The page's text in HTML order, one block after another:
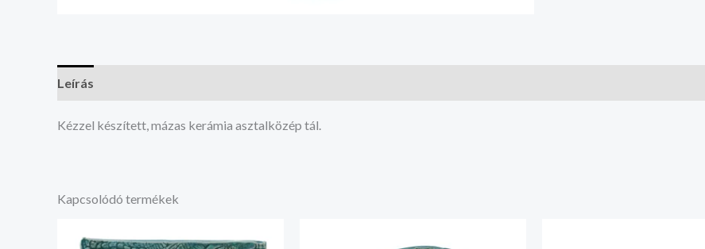
Leírás
Kézzel készített, mázas kerámia asztalközép tál.
Kapcsolódó termékek